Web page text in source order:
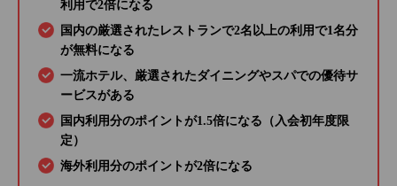
利用で2倍になる
国内の厳選されたレストランで2名以上の利用で1名分
が無料になる
一流ホテル、厳選されたダイニングやスパでの優待サ
ービスがある
国内利用分のポイントが1.5倍になる（入会初年度限
定）
海外利用分のポイントが2倍になる